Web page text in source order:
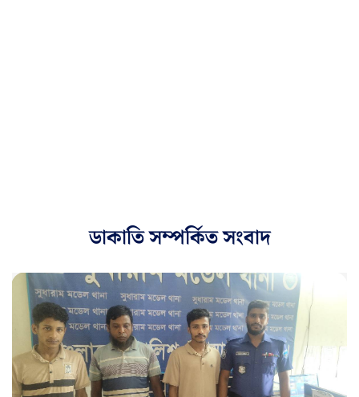
ডাকাতি সম্পর্কিত সংবাদ